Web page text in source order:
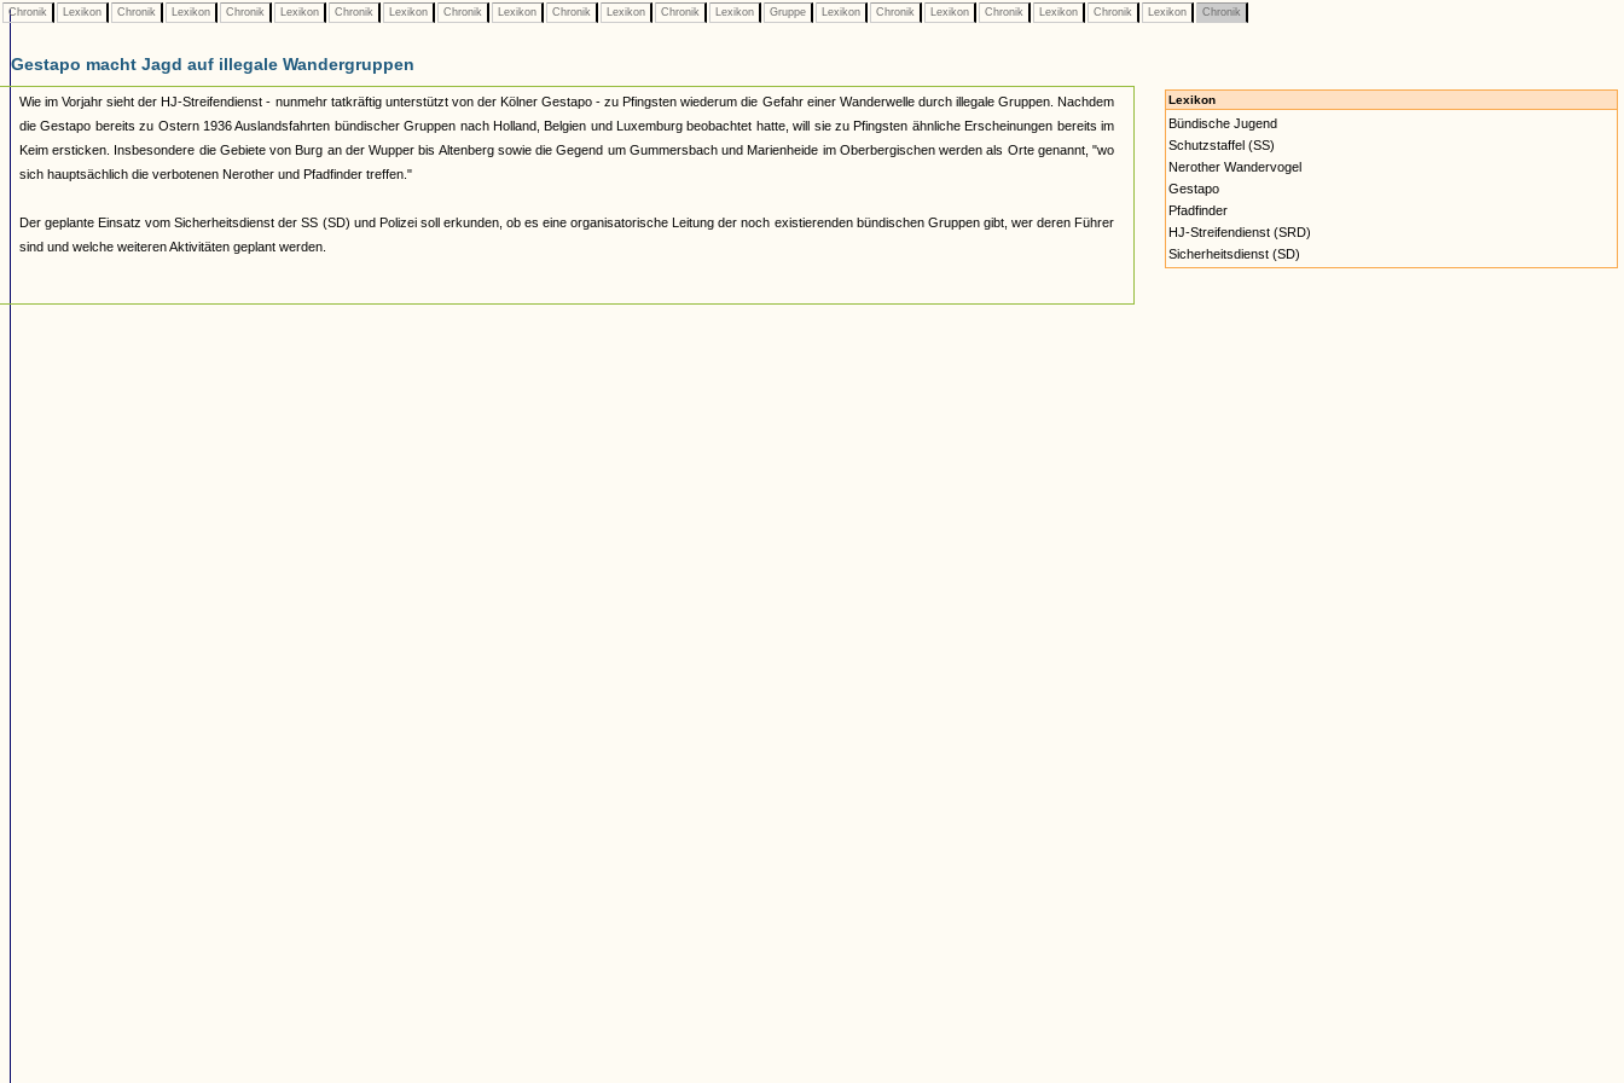
Chronik Lexikon Chronik Lexikon Chronik Lexikon Chronik Lexikon Chronik Lexikon Chronik Lexikon Chronik Lexikon Gruppe Lexikon Chronik Lexikon Chronik Lexikon Chronik Lexikon Chronik
Gestapo macht Jagd auf illegale Wandergruppen
Wie im Vorjahr sieht der HJ-Streifendienst - nunmehr tatkräftig unterstützt von der Kölner Gestapo - zu Pfingsten wiederum die Gefahr einer Wanderwelle durch illegale Gruppen. Nachdem
die Gestapo bereits zu Ostern 1936 Auslandsfahrten bündischer Gruppen nach Holland, Belgien und Luxemburg beobachtet hatte, will sie zu Pfingsten ähnliche Erscheinungen bereits im
Keim ersticken. Insbesondere die Gebiete von Burg an der Wupper bis Altenberg sowie die Gegend um Gummersbach und Marienheide im Oberbergischen werden als Orte genannt, "wo
sich hauptsächlich die verbotenen Nerother und Pfadfinder treffen."
Der geplante Einsatz vom Sicherheitsdienst der SS (SD) und Polizei soll erkunden, ob es eine organisatorische Leitung der noch existierenden bündischen Gruppen gibt, wer deren Führer
sind und welche weiteren Aktivitäten geplant werden.
Lexikon
Bündische Jugend
Schutzstaffel (SS)
Nerother Wandervogel
Gestapo
Pfadfinder
HJ-Streifendienst (SRD)
Sicherheitsdienst (SD)